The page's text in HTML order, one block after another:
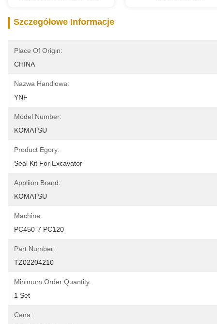
Szczegółowe Informacje
Place Of Origin:
CHINA
Nazwa Handlowa:
YNF
Model Number:
KOMATSU
Product Egory:
Seal Kit For Excavator
Appliion Brand:
KOMATSU
Machine:
PC450-7 PC120
Part Number:
TZ02204210
Minimum Order Quantity:
1 Set
Cena: